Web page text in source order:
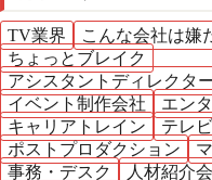
TV業界
こんな会社は嫌
ちょっとブレイク
アシスタントディレクタ
イベント制作会社
エン
キャリアトレイン
テレ
ポストプロダクション
事務・デスク
人材紹介